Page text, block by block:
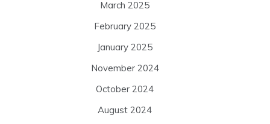
March 2025
February 2025
January 2025
November 2024
October 2024
August 2024